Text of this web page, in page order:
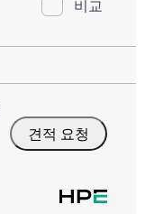
비교
견적 요청